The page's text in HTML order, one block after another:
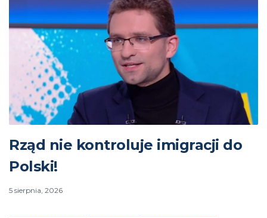
Rząd nie kontroluje imigracji do
Polski!
5 sierpnia, 2026